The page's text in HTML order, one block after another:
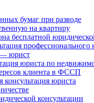
бумаг при разводе
на квартиру
бесплатной
профессионального
юрист
юриста по
клиента в ФССП
консультация юриста
консультации